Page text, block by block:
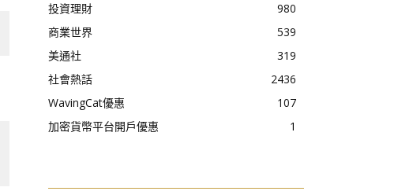
投資理財
980
商業世界
539
美通社
319
社會熱話
2436
WavingCat優惠
107
加密貨幣平台開戶優惠
1